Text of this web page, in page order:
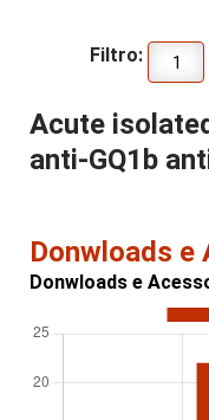
Filtro:
Acute
anti-GQ1b
Donwloads e
Donwloads e